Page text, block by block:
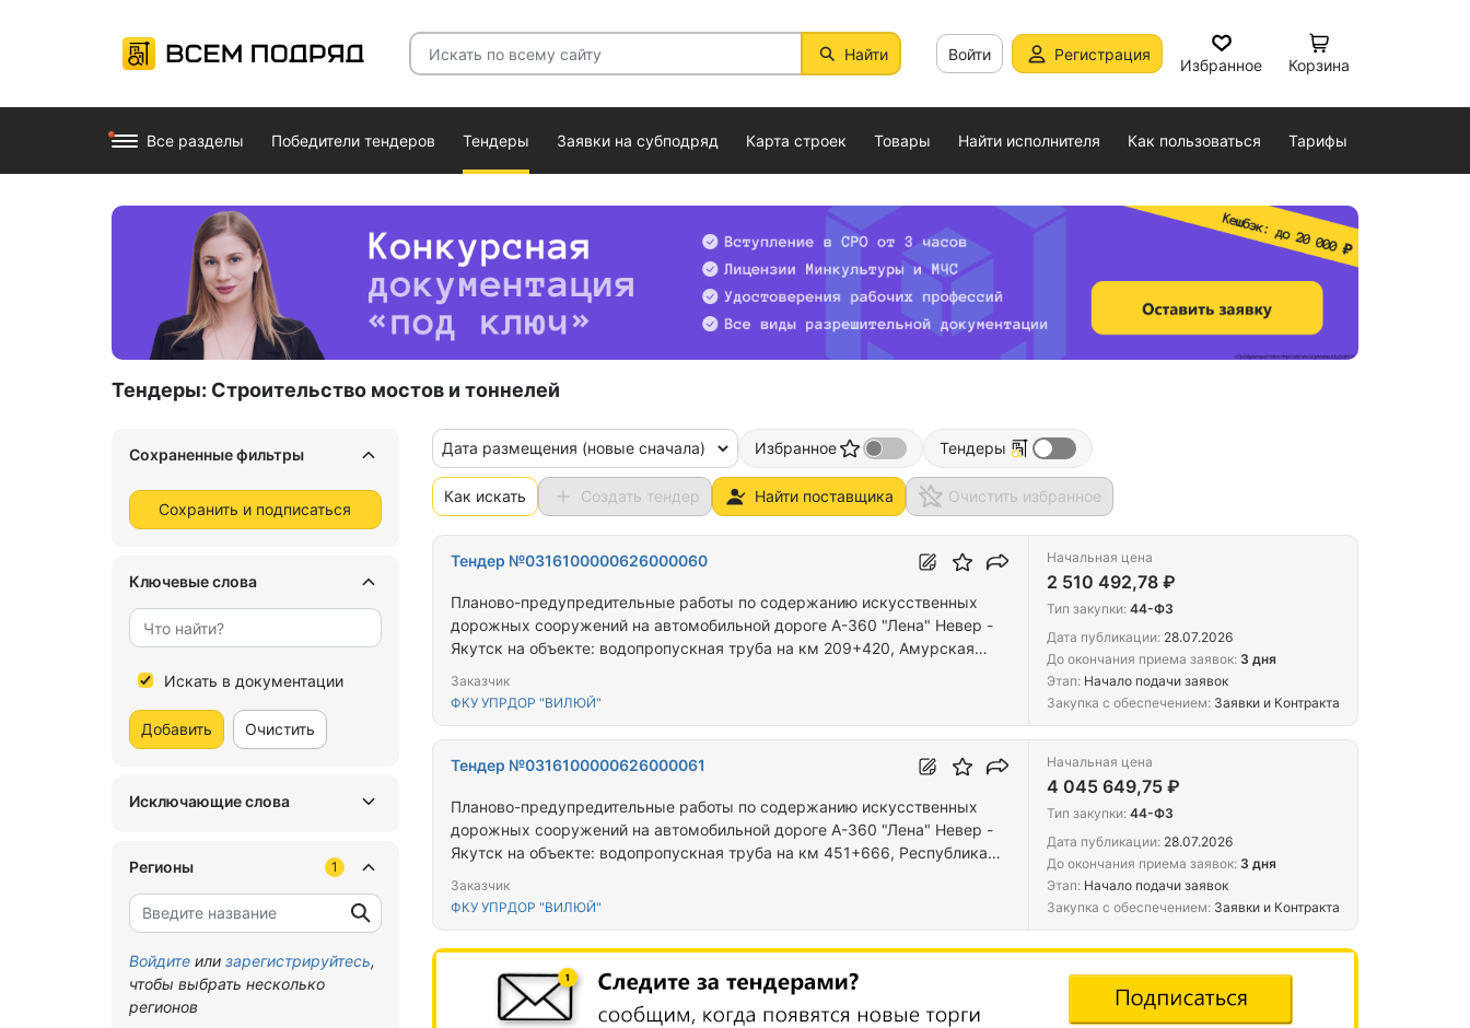
Найти Войти Регистрация
Избранное Корзина
Все разделы Победители тендеров Тендеры Заявки на субподряд Карта строек Товары Найти исполнителя Как пользоваться Тарифы
Тендеры: Строительство мостов и тоннелей
Сохраненные фильтры
Сохранить и подписаться
Ключевые слова
Искать в документации
Добавить Очистить
Исключающие слова
Регионы 1
Войдите или зарегистрируйтесь,
чтобы выбрать несколько
регионов
Дата размещения (новые сначала) Избранное Тендеры
Как искать Создать тендер Найти поставщика Очистить избранное
Тендер №0316100000626000060
Планово-предупредительные работы по содержанию искусственных
дорожных сооружений на автомобильной дороге А-360 "Лена" Невер -
Якутск на объекте: водопропускная труба на км 209+420, Амурская
Заказчик
ФКУ УПРДОР "ВИЛЮЙ"
Начальная цена
2 510 492,78 ₽
Тип закупки: 44-ФЗ
Дата публикации: 28.07.2026
До окончания приема заявок: 3 дня
Этап: Начало подачи заявок
Закупка с обеспечением: Заявки и Контракта
Тендер №0316100000626000061
Планово-предупредительные работы по содержанию искусственных
дорожных сооружений на автомобильной дороге А-360 "Лена" Невер -
Якутск на объекте: водопропускная труба на км 451+666, Республика
Заказчик
ФКУ УПРДОР "ВИЛЮЙ"
Начальная цена
4 045 649,75 ₽
Тип закупки: 44-ФЗ
Дата публикации: 28.07.2026
До окончания приема заявок: 3 дня
Этап: Начало подачи заявок
Закупка с обеспечением: Заявки и Контракта